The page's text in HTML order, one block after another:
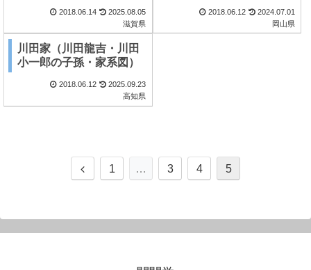
2018.06.14
2025.08.05
滋賀県
2018.06.12
2024.07.01
岡山県
川田家（川田龍吉・川田
小一郎の子孫・家系図）
2018.06.12
2025.09.23
高知県
前
1 … 3 4 5